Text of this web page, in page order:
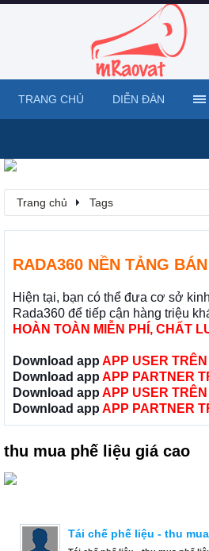
Trang chủ Tags
RADA360 NỀN TẢNG
Hiện tại, bạn có thể đưa cơ sở
Rada360 để tiếp cận hàng triệu
HOÀN TOÀN MIỄN PHÍ, CHẤT
Download app APP USER
Download app APP PARTNER
Download app APP USER
Download app APP PARTNER
thu mua phế liệu giá cao
Tái chế phế liệu - thu
TRANG CHỦ DIỄN ĐÀN